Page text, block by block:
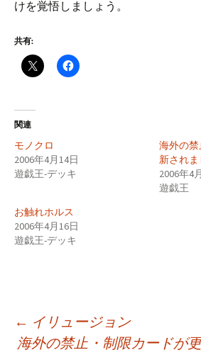
けを覚悟しましょう。
共有:
関連
モノクロ
2006年4月14日
遊戯王-デッキ
海外の
新されま
2006年4
遊戯王
お触れホルス
2006年4月16日
遊戯王-デッキ
投
← イリュージョン
海外の禁止・制限カードが